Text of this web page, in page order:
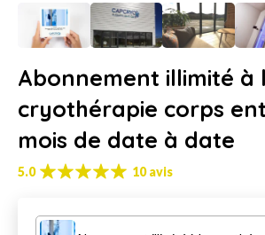
Abonnement illimité à
cryothérapie corps
mois de date à date
5.0 10 avis